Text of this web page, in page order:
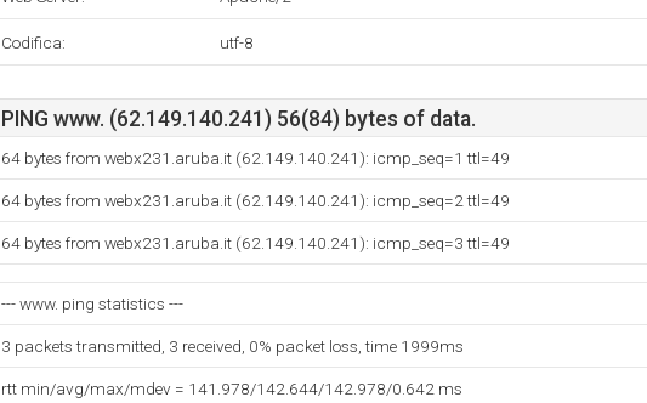
Codifica: utf-8
PING www. (62.149.140.241) 56(84) bytes of data.
64 bytes from webx231.aruba.it (62.149.140.241): icmp_seq=1 ttl=49
64 bytes from webx231.aruba.it (62.149.140.241): icmp_seq=2 ttl=49
64 bytes from webx231.aruba.it (62.149.140.241): icmp_seq=3 ttl=49
--- www. ping statistics ---
3 packets transmitted, 3 received, 0% packet loss, time 1999ms
rtt min/avg/max/mdev = 141.978/142.644/142.978/0.642 ms